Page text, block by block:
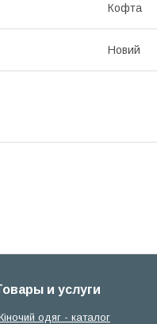
Кофта
Новий
и услуги
одяг - каталог